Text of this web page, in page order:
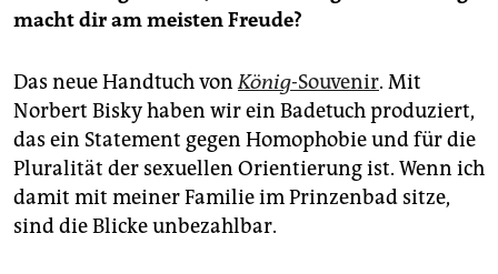
macht dir am meisten Freude?
Das neue Handtuch vonKönig-Souvenir. Mit
Norbert Bisky haben wir ein Badetuch produziert,
das ein Statement gegen Homophobie und für die
Pluralität der sexuellen Orientierung ist. Wenn ich
damit mit meiner Familie im Prinzenbad sitze,
sind die Blicke unbezahlbar.